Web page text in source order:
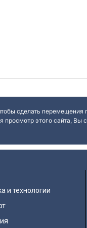
сделать перемещения
этого сайта, Вы
и технологии